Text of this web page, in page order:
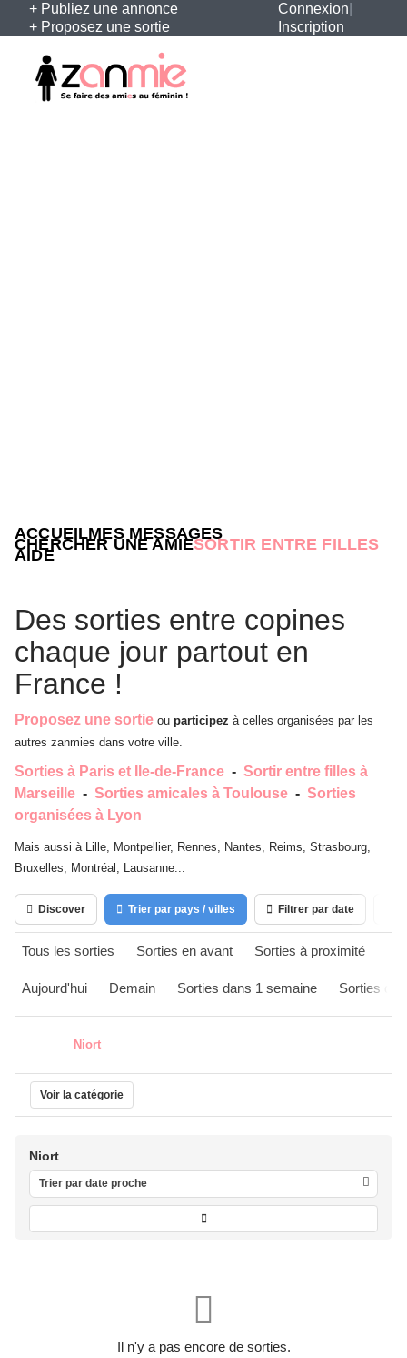
+ Publiez une annonce
+ Proposez une sortie
Connexion
Inscription
ACCUEILMES MESSAGES
CHERCHER UNE AMIESORTIR ENTRE FILLES
AIDE
Des sorties entre copines
chaque jour partout en
France !
Proposez une sortie ou participez à celles organisées par les
autres zanmies dans votre ville.
Sorties à Paris et Ile-de-France - Sortir entre filles à
Marseille - Sorties amicales à Toulouse - Sorties
organisées à Lyon
Mais aussi à Lille, Montpellier, Rennes, Nantes, Reims, Strasbourg,
Bruxelles, Montréal, Lausanne...
Discover Trier par pays / villes Filtrer par date
Tous les sorties Sorties en avant Sorties à proximité
Aujourd'hui Demain Sorties dans 1 semaine Sorties
Niort
Voir la catégorie
Niort
Trier par date proche
Il n'y a pas encore de sorties.